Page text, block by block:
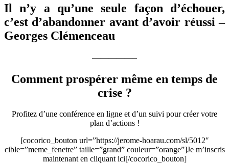
Il n’y a qu’une seule façon d’échouer,
c’est d’abandonner avant d’avoir réussi –
Georges Clémenceau
—————–
Comment prospérer même en temps de
crise ?
Profitez d’une conférence en ligne et d’un suivi pour créer votre
plan d’actions !
[cocorico_bouton url=”https://jerome-hoarau.com/sl/5012″
cible=”meme_fenetre” taille=”grand” couleur=”orange”]Je m’inscris
maintenant en cliquant ici[/cocorico_bouton]